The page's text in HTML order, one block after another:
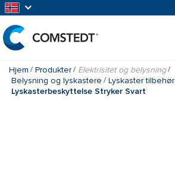
Hjem Produkter
Elektrisitet og belysning
Belysning og lyskastere
Lyskaster tilbehør
Lyskasterbeskyttelse Stryker Svart